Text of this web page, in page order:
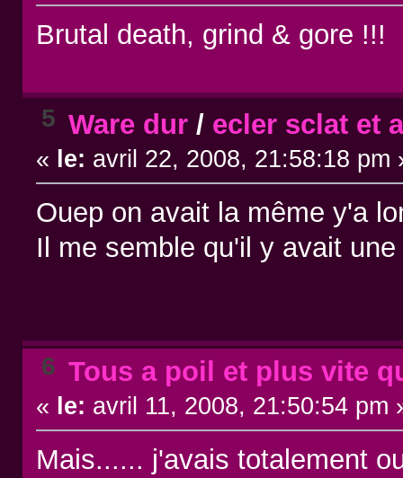
Brutal death, grind & gore
5 Ware dur/ ecler sclat et
« le: avril 22, 2008, 21:58:18 pm
Ouep on avait la même y'a
Il me semble qu'il y avait
6 Tous a poil et plus vite
« le: avril 11, 2008, 21:50:54 pm
Mais...... j'avais totalement